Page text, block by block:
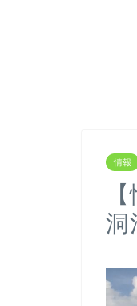
情報
洞